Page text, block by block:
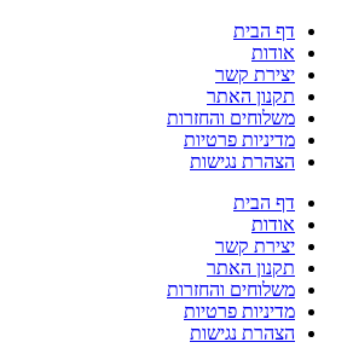
דף הבית
אודות
יצירת קשר
תקנון האתר
משלוחים והחזרות
מדיניות פרטיות
הצהרת נגישות
דף הבית
אודות
יצירת קשר
תקנון האתר
משלוחים והחזרות
מדיניות פרטיות
הצהרת נגישות